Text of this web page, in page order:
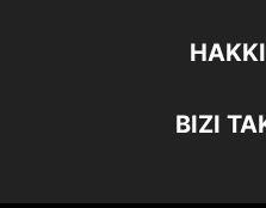
BIZI